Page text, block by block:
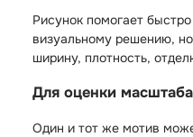
Рисунок помогает
визуальному решению,
ширину, плотность,
Для оценки масштаба
Один и тот же мотив